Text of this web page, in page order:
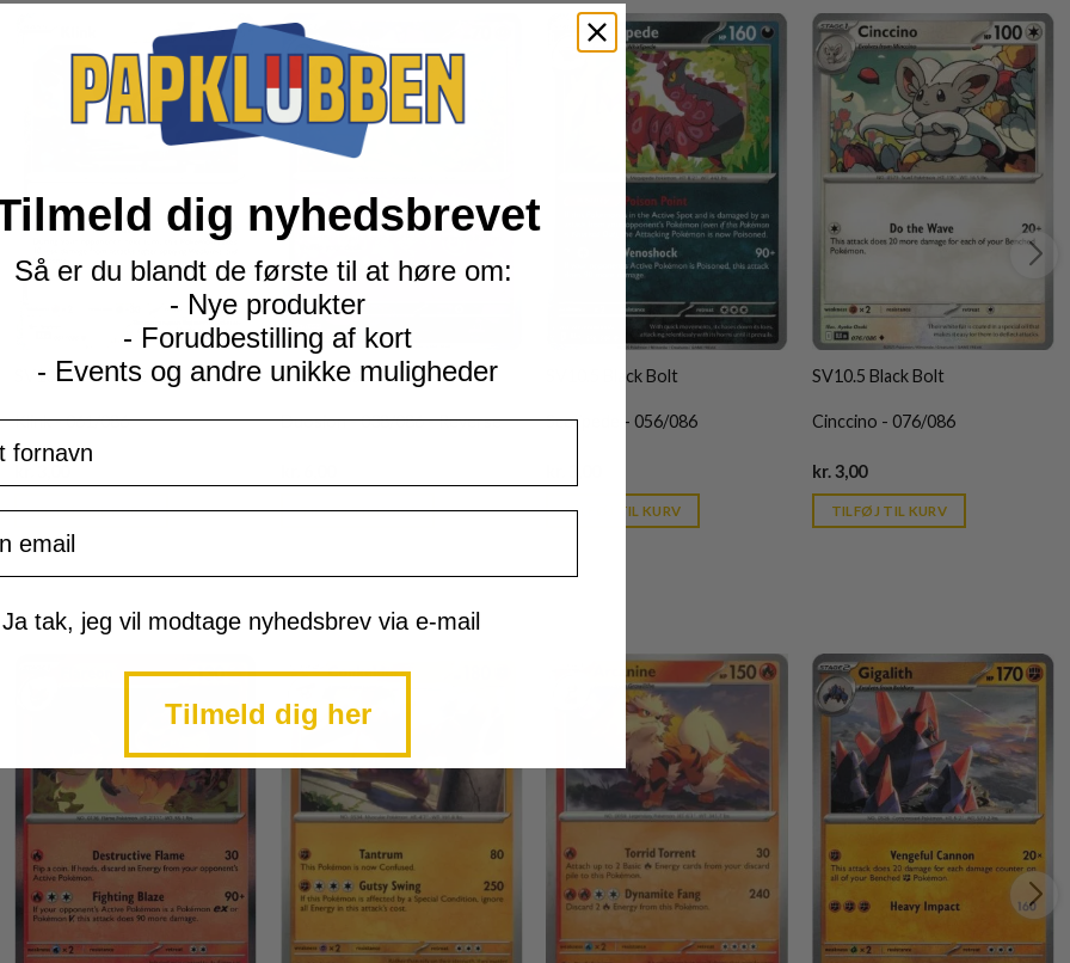
SV10.5 Black Bolt
Klink - 061/086
price
TILFØJ TIL KURV
SV10.5 Black Bolt
Duosion - 038/086 - Reverse
price
TILFØJ TIL KURV
SV10.5 Black Bolt
Scolipede - 056/086
kr. 39,95.
TILFØJ TIL KURV
SV10.5 Black Bolt
Cinccino - 076/086
kr.3,00Current
is:
kr. 39,95.
TILFØJ TIL KURV
dig nyhedsbrevet
Så er du blandt de første til at høre om:
- Nye produkter
- Forudbestilling af kort
- Events og andre unikke muligheder
Ja tak, jeg vil modtage nyhedsbrev via e-mail
Tilmeld dig her